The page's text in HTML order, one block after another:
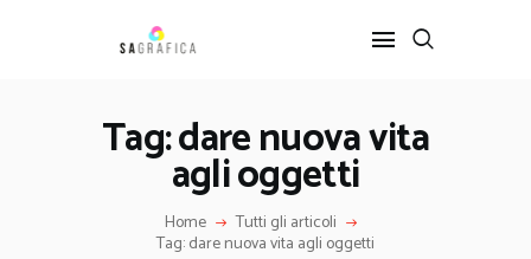
Tag: dare nuova vita
agli oggetti
Home Tutti gli articoli
Tag: dare nuova vita agli oggetti
HOME
GRAFICA
ARTE